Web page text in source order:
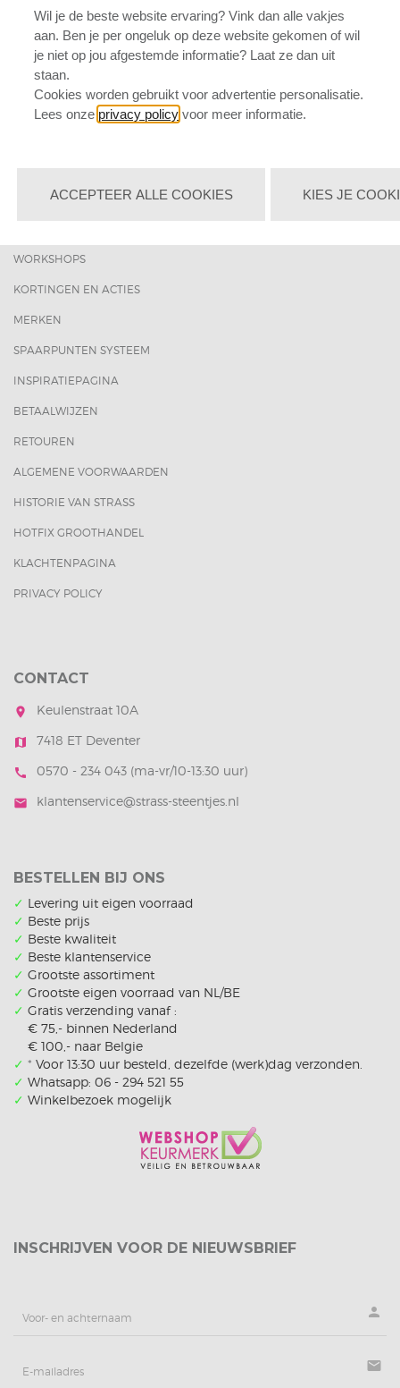
HOME
KLEUREN/MATEN
ACCOUNT
WORKSHOPS
KORTINGEN EN ACTIES
MERKEN
SPAARPUNTEN SYSTEEM
INSPIRATIEPAGINA
BETAALWIJZEN
RETOUREN
ALGEMENE VOORWAARDEN
HISTORIE VAN STRASS
HOTFIX GROOTHANDEL
KLACHTENPAGINA
PRIVACY POLICY
CONTACT
room Keulenstraat 10A
map 7418 ET Deventer
call 0570 - 234 043 (ma-vr/10-13:30 uur)
mail klantenservice@strass-steentjes.nl
BESTELLEN BIJ ONS
✓ Levering uit eigen voorraad
✓ Beste prijs
✓ Beste kwaliteit
✓ Beste klantenservice
✓ Grootste assortiment
✓ Grootste eigen voorraad van NL/BE
✓ Gratis verzending vanaf :
€ 75,- binnen Nederland
€ 100,- naar Belgie
✓ * Voor 13:30 uur besteld, dezelfde (werk)dag verzonden.
✓ Whatsapp: 06 - 294 521 55
✓ Winkelbezoek mogelijk
INSCHRIJVEN VOOR DE NIEUWSBRIEF
person
mail
Wil je de beste website ervaring? Vink dan alle vakjes
aan. Ben je per ongeluk op deze website gekomen of wil
je niet op jou afgestemde informatie? Laat ze dan uit
staan.
Cookies worden gebruikt voor advertentie personalisatie.
Lees onze privacy policy voor meer informatie.
ACCEPTEER ALLE COOKIES KIES JE